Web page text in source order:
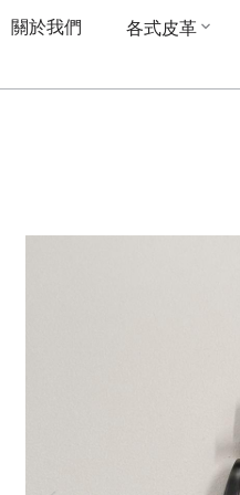
關於我們 各式皮革